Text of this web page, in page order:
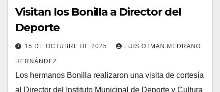
Visitan los Bonilla a Director del
Deporte
15 DE OCTUBRE DE 2025 LUIS OTMAN MEDRANO
HERNÁNDEZ
Los hermanos Bonilla realizaron una visita de cortesía
al Director del Instituto Municipal de Deporte y Cultura